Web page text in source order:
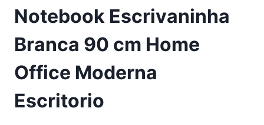
Notebook Escrivaninha
Branca 90 cm Home
Office Moderna
Escritorio